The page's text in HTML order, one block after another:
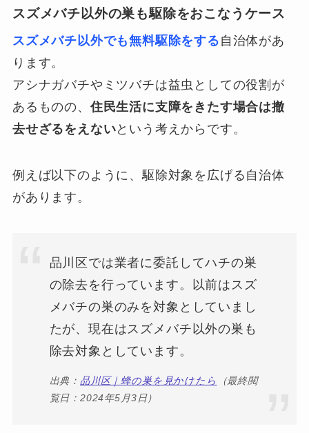
スズメバチ以外の巣も駆除をおこなうケース
スズメバチ以外でも無料駆除をする 自治体があ
ります。
アシナガバチやミツバチは益虫としての役割が
あるものの、 住民生活に支障をきたす場合は撤
去せざるをえないという考えからです。
例えば以下のように、駆除対象を広げる自治体
があります。
品川区では業者に委託してハチの巣
の除去を行っています。以前はスズ
メバチの巣のみを対象としていまし
たが、現在はスズメバチ以外の巣も
除去対象としています。
出典： 品川区｜蜂の巣を見かけたら
（最終閲
覧日：2024年5月3日）